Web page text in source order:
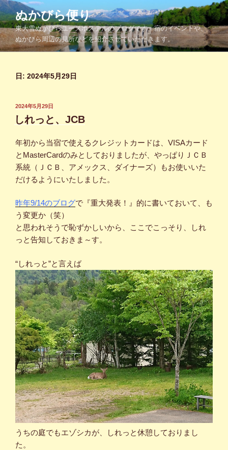
コ
ン
テ
ン
ツ
ぬかびら便り
東大雪ぬかびらユースホステルのブログです。宿のイベントや、
ぬかびら周辺の見所などを紹介させていただきます。
日: 2024年5月29日
投
稿
日:
2024年5月29日
しれっと、JCB
年初から当宿で使えるクレジットカードは、VISAカード
とMasterCardのみとしておりましたが、やっぱりＪＣＢ
系統（ＪＣＢ、アメックス、ダイナーズ）もお使いいた
だけるようにいたしました。
昨年9/14のブログで『重大発表！』的に書いておいて、も
う変更か（笑）
と思われそうで恥ずかしいから、ここでこっそり、しれ
っと告知しておきま～す。
“しれっと”と言えば
うちの庭でもエゾシカが、しれっと休憩しておりまし
た。